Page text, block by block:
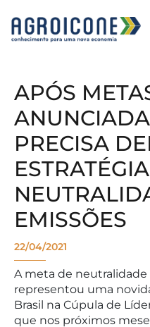
APÓS
PRECISA
EMISSÕES
22/04/2021
A meta de neutralidade
representou uma
Brasil na Cúpula de
que nos próximos